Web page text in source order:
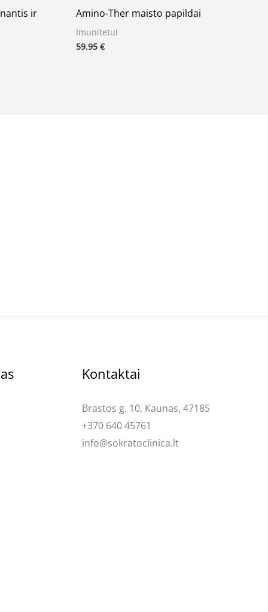
ir
Amino-Ther maisto papildai
Imunitetui
59.95 €
Kontaktai
Brastos g. 10, Kaunas, 47185
+370 640 45761
info@sokratoclinica.lt